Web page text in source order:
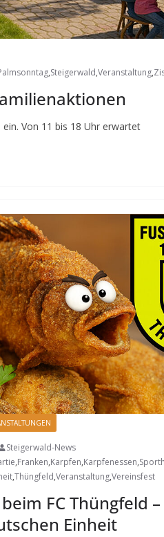
,Steigerwald,Veranstaltung,
Von 11 bis 18 Uhr erwartet
Steigerwald-News
,Franken,Karpfen,Karpfenessen,
,Thüngfeld,Veranstaltung,Vereinsfest
FC Thüngfeld
Einheit